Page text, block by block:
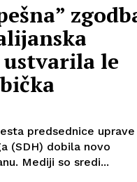
le
predsednice uprave
(SDH) dobila novo
Mediji so sredi...